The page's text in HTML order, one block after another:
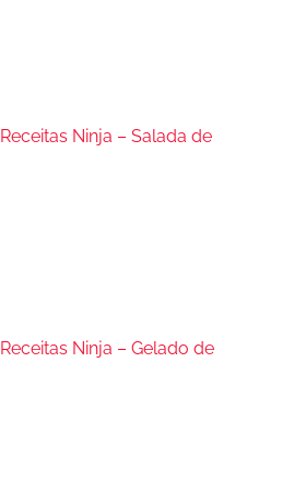
Receitas Ninja – Salada de
Receitas Ninja – Gelado de